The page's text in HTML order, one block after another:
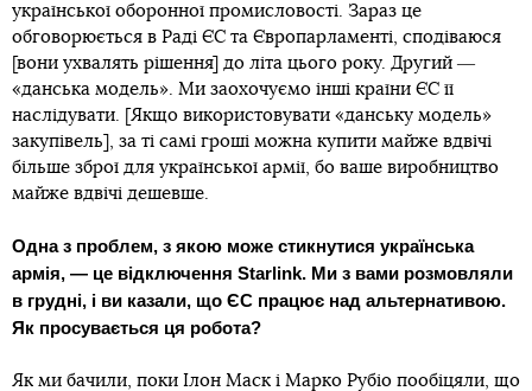
української оборонної промисловості. Зараз це
обговорюється в Раді ЄС та Європарламенті, сподіваюся
[вони ухвалять рішення] до літа цього року. Другий ―
«данська модель». Ми заохочуємо інші країни ЄС її
наслідувати. [Якщо використовувати «данську модель»
закупівель], за ті самі гроші можна купити майже вдвічі
більше зброї для української армії, бо ваше виробництво
майже вдвічі дешевше.
Одна з проблем, з якою може стикнутися українська
армія, ― це відключення Starlink. Ми з вами розмовляли
в грудні, і ви казали, що ЄС працює над альтернативою.
Як просувається ця робота?
Як ми бачили, поки Ілон Маск і Марко Рубіо пообіцяли, що